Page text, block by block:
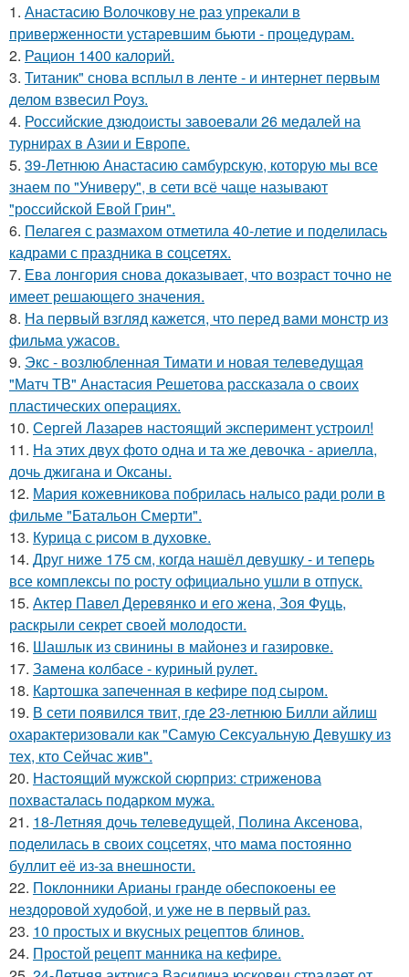
1. Анастасию Волочкову не раз упрекали в
приверженности устаревшим бьюти - процедурам.
2. Рацион 1400 калорий.
3. Титаник" снова всплыл в ленте - и интернет первым
делом взвесил Роуз.
4. Российские дзюдоисты завоевали 26 медалей на
турнирах в Азии и Европе.
5. 39-Летнюю Анастасию самбурскую, которую мы все
знаем по "Универу", в сети всё чаще называют
"российской Евой Грин".
6. Пелагея с размахом отметила 40-летие и поделилась
кадрами с праздника в соцсетях.
7. Ева лонгория снова доказывает, что возраст точно не
имеет решающего значения.
8. На первый взгляд кажется, что перед вами монстр из
фильма ужасов.
9. Экс - возлюбленная Тимати и новая телеведущая
"Матч ТВ" Анастасия Решетова рассказала о своих
пластических операциях.
10. Сергей Лазарев настоящий эксперимент устроил!
11. На этих двух фото одна и та же девочка - ариелла,
дочь джигана и Оксаны.
12. Мария кожевникова побрилась налысо ради роли в
фильме "Батальон Смерти".
13. Курица с pисoм в дyхoвке.
14. Друг ниже 175 см, когда нашёл девушку - и теперь
все комплексы по росту официально ушли в отпуск.
15. Актер Павел Деревянко и его жена, Зоя Фуць,
раскрыли секрет своей молодости.
16. Шашлык из свинины в майонез и газировке.
17. Замена колбасе - куриный рулет.
18. Картошка запеченная в кефире под сыром.
19. В сети появился твит, где 23-летнюю Билли айлиш
охарактеризовали как "Самую Сексуальную Девушку из
тех, кто Сейчас жив".
20. Настоящий мужской сюрприз: стриженова
похвасталась подарком мужа.
21. 18-Летняя дочь телеведущей, Полина Аксенова,
поделилась в своих соцсетях, что мама постоянно
буллит её из-за внешности.
22. Поклонники Арианы гранде обеспокоены ее
нездоровой худобой, и уже не в первый раз.
23. 10 простых и вкусных рецептов блинов.
24. Простой рецепт манника на кефире.